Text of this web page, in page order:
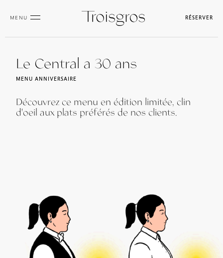
MENU RÉSERVER
Le Central a 30 ans
MENU ANNIVERSAIRE
Découvrez ce menu en édition limitée, clin
d'oeil aux plats préférés de nos clients.